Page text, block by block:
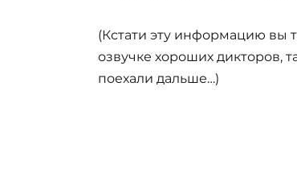
(Кстати эту информацию вы
озвучке хороших дикторов,
поехали дальше…)